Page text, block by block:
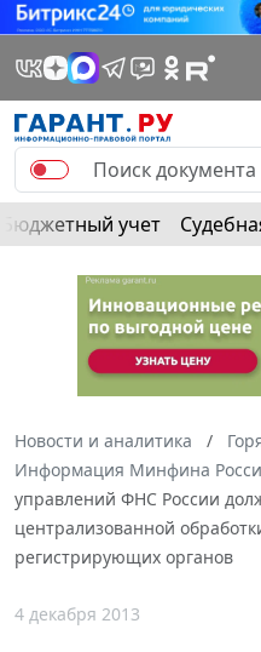
Бюджетный учет
Новости и аналитика
Информация Минфина
управлений ФНС России
централизованной
регистрирующих органов
4 декабря 2013